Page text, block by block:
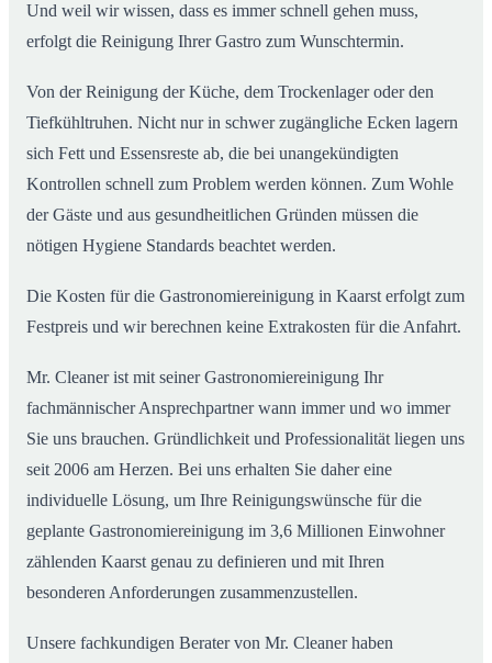
Und weil wir wissen, dass es immer schnell gehen muss,
erfolgt die Reinigung Ihrer Gastro zum Wunschtermin.
Von der Reinigung der Küche, dem Trockenlager oder den
Tiefkühltruhen. Nicht nur in schwer zugängliche Ecken lagern
sich Fett und Essensreste ab, die bei unangekündigten
Kontrollen schnell zum Problem werden können. Zum Wohle
der Gäste und aus gesundheitlichen Gründen müssen die
nötigen Hygiene Standards beachtet werden.
Die Kosten für die Gastronomiereinigung in Kaarst erfolgt zum
Festpreis und wir berechnen keine Extrakosten für die Anfahrt.
Mr. Cleaner ist mit seiner Gastronomiereinigung Ihr
fachmännischer Ansprechpartner wann immer und wo immer
Sie uns brauchen. Gründlichkeit und Professionalität liegen uns
seit 2006 am Herzen. Bei uns erhalten Sie daher eine
individuelle Lösung, um Ihre Reinigungswünsche für die
geplante Gastronomiereinigung im 3,6 Millionen Einwohner
zählenden Kaarst genau zu definieren und mit Ihren
besonderen Anforderungen zusammenzustellen.
Unsere fachkundigen Berater von Mr. Cleaner haben